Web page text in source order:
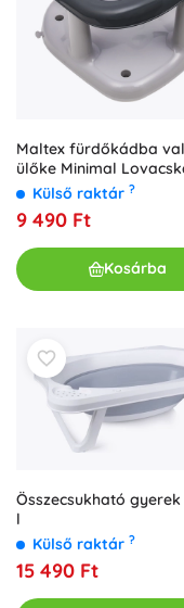
Maltex fürdőkádba
ülőke Minimal
acélszürke
Külső raktár ?
9 490 Ft
Kosárba
Összecsukható gyerek
l
Külső raktár ?
15 490 Ft